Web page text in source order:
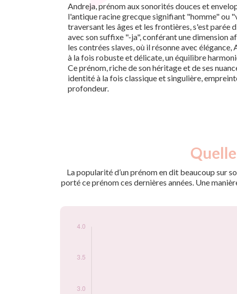
Andreja, prénom aux sonorités douces et
l'antique racine grecque signifiant "homme" ou
traversant les âges et les frontières, s'est parée
avec son suffixe "-ja", conférant une dimension
les contrées slaves, où il résonne avec élégance,
à la fois robuste et délicate, un équilibre
Ce prénom, riche de son héritage et de ses
identité à la fois classique et singulière,
profondeur.
La popularité d’un prénom en dit beaucoup sur
porté ce prénom ces dernières années. Une
Popularité du
2005
4